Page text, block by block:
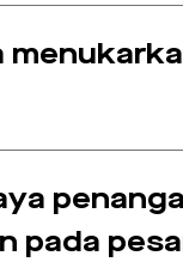
pada